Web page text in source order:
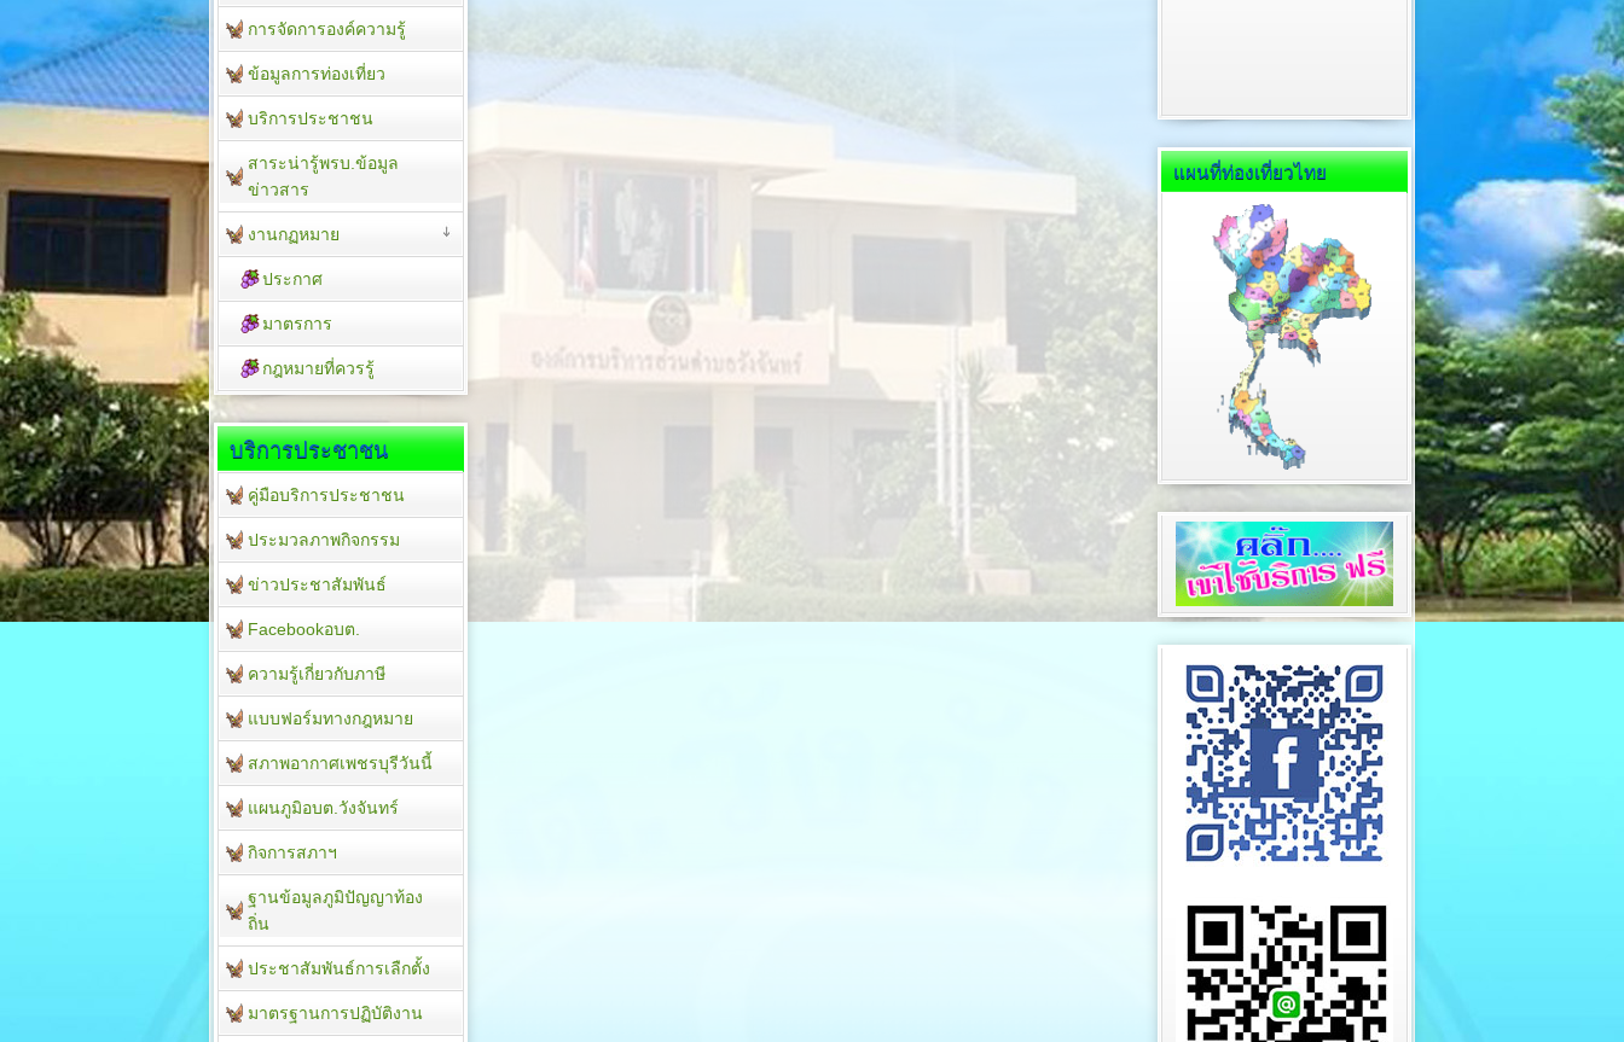
การจัดการองค์ความรู้
ข้อมูลการท่องเที่ยว
บริการประชาชน
สาระน่ารู้พรบ.ข้อมูล
ข่าวสาร
งานกฏหมาย
ประกาศ
มาตรการ
กฎหมายที่ควรรู้
บริการประชาชน
คู่มือบริการประชาชน
ประมวลภาพกิจกรรม
ข่าวประชาสัมพันธ์
Facebookอบต.
ความรู้เกี่ยวกับภาษี
แบบฟอร์มทางกฎหมาย
สภาพอากาศเพชรบุรีวันนี้
แผนภูมิอบต.วังจันทร์
กิจการสภาฯ
ฐานข้อมูลภูมิปัญญาท้อง
ถิ่น
ประชาสัมพันธ์การเลืกตั้ง
มาตรฐานการปฏิบัติงาน
แผนที่ท่องเที่ยวไทย